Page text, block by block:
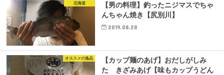
北海道
【男の料理】釣ったニジマスでちゃ
んちゃん焼き【尻別川】
2019.08.28
オススメの逸品
【カップ麺のあげ】おだしがしみ
た きざみあげ【味もカップうどん